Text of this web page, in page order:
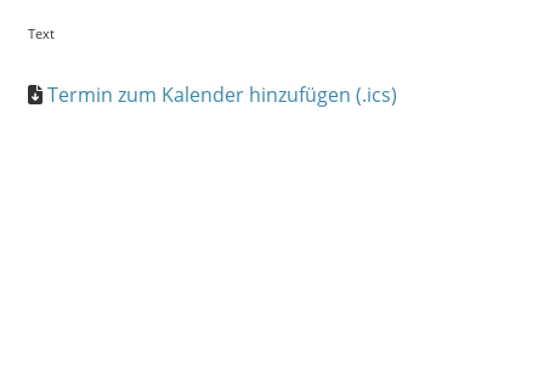
Text
Termin zum Kalender hinzufügen (.ics)